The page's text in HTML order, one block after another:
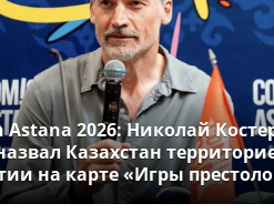
Astana 2026: Николай
Казахстан
на карте «Игры